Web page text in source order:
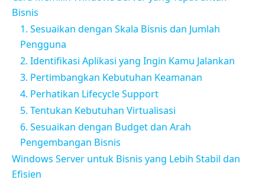
Bisnis
1. Sesuaikan dengan Skala Bisnis dan Jumlah
Pengguna
2. Identifikasi Aplikasi yang Ingin Kamu Jalankan
3. Pertimbangkan Kebutuhan Keamanan
4. Perhatikan Lifecycle Support
5. Tentukan Kebutuhan Virtualisasi
6. Sesuaikan dengan Budget dan Arah
Pengembangan Bisnis
Windows Server untuk Bisnis yang Lebih Stabil dan
Efisien